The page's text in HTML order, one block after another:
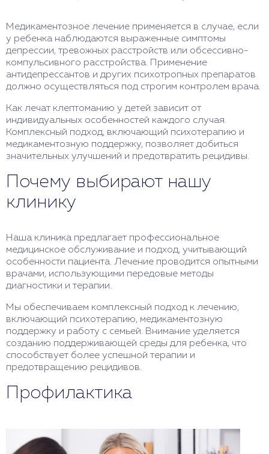
Медикаментозное лечение применяется в случае, если
у ребенка наблюдаются выраженные симптомы
депрессии, тревожных расстройств или обсессивно-
компульсивного расстройства. Применение
антидепрессантов и других психотропных препаратов
должно осуществляться под строгим контролем врача.
Как лечат клептоманию у детей зависит от
индивидуальных особенностей каждого случая.
Комплексный подход, включающий психотерапию и
медикаментозную поддержку, позволяет добиться
значительных улучшений и предотвратить рецидивы.
Почему выбирают нашу
клинику
Наша клиника предлагает профессиональное
медицинское обслуживание и подход, учитывающий
особенности пациента. Лечение проводится опытными
врачами, использующими передовые методы
диагностики и терапии.
Мы обеспечиваем комплексный подход к лечению,
включающий психотерапию, медикаментозную
поддержку и работу с семьей. Внимание уделяется
созданию поддерживающей среды для ребенка, что
способствует более успешной терапии и
предотвращению рецидивов.
Профилактика